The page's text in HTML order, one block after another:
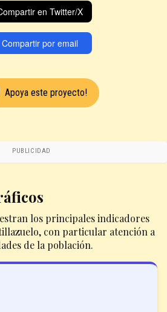
en Twitter/X
Compartir por email
Apoya este proyecto!
PUBLICIDAD
los principales indicadores
con particular atención a
de la población.